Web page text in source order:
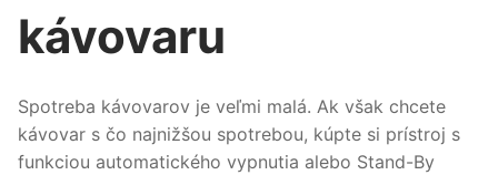
kávovaru
Spotreba kávovarov je veľmi malá. Ak však chcete
kávovar s čo najnižšou spotrebou, kúpte si prístroj s
funkciou automatického vypnutia alebo Stand-By